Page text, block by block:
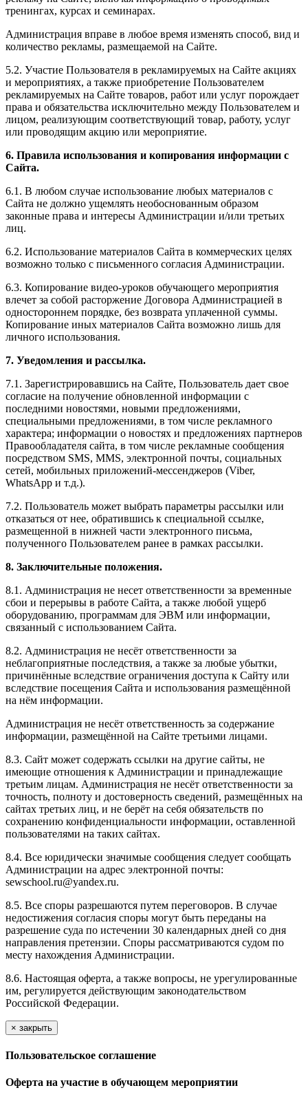
тренингах, курсах и семинарах.
Администрация вправе в любое время изменять способ, вид и
количество рекламы, размещаемой на Сайте.
5.2. Участие Пользователя в рекламируемых на Сайте акциях
и мероприятиях, а также приобретение Пользователем
рекламируемых на Сайте товаров, работ или услуг порождает
права и обязательства исключительно между Пользователем и
лицом, реализующим соответствующий товар, работу, услуг
или проводящим акцию или мероприятие.
6. Правила использования и копирования информации с
Сайта.
6.1. В любом случае использование любых материалов с
Сайта не должно ущемлять необоснованным образом
законные права и интересы Администрации и/или третьих
лиц.
6.2. Использование материалов Сайта в коммерческих целях
возможно только с письменного согласия Администрации.
6.3. Копирование видео-уроков обучающего мероприятия
влечет за собой расторжение Договора Администрацией в
одностороннем порядке, без возврата уплаченной суммы.
Копирование иных материалов Сайта возможно лишь для
личного использования.
7. Уведомления и рассылка.
7.1. Зарегистрировавшись на Сайте, Пользователь дает свое
согласие на получение обновленной информации с
последними новостями, новыми предложениями,
специальными предложениями, в том числе рекламного
характера; информации о новостях и предложениях партнеров
Правообладателя сайта, в том числе рекламные сообщения
посредством SMS, MMS, электронной почты, социальных
сетей, мобильных приложений-мессенджеров (Viber,
WhatsApp и т.д.).
7.2. Пользователь может выбрать параметры рассылки или
отказаться от нее, обратившись к специальной ссылке,
размещенной в нижней части электронного письма,
полученного Пользователем ранее в рамках рассылки.
8. Заключительные положения.
8.1. Администрация не несет ответственности за временные
сбои и перерывы в работе Сайта, а также любой ущерб
оборудованию, программам для ЭВМ или информации,
связанный с использованием Сайта.
8.2. Администрация не несёт ответственности за
неблагоприятные последствия, а также за любые убытки,
причинённые вследствие ограничения доступа к Сайту или
вследствие посещения Сайта и использования размещённой
на нём информации.
Администрация не несёт ответственность за содержание
информации, размещённой на Сайте третьими лицами.
8.3. Сайт может содержать ссылки на другие сайты, не
имеющие отношения к Администрации и принадлежащие
третьим лицам. Администрация не несёт ответственности за
точность, полноту и достоверность сведений, размещённых на
сайтах третьих лиц, и не берёт на себя обязательств по
сохранению конфиденциальности информации, оставленной
пользователями на таких сайтах.
8.4. Все юридически значимые сообщения следует сообщать
Администрации на адрес электронной почты:
sewschool.ru@yandex.ru.
8.5. Все споры разрешаются путем переговоров. В случае
недостижения согласия споры могут быть переданы на
разрешение суда по истечении 30 календарных дней со дня
направления претензии. Споры рассматриваются судом по
месту нахождения Администрации.
8.6. Настоящая оферта, а также вопросы, не урегулированные
им, регулируется действующим законодательством
Российской Федерации.
× закрыть
Пользовательское соглашение
Оферта на участие в обучающем мероприятии